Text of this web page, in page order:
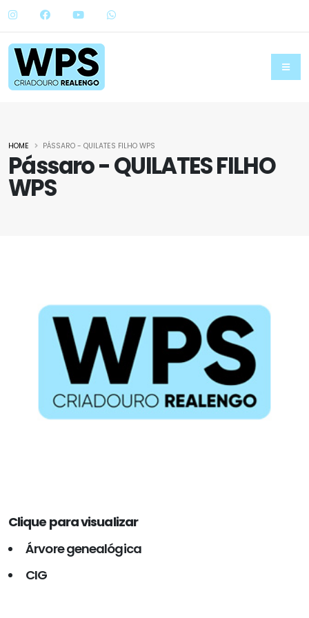
Pássaro - QUILATES FILHO
WPS
HOME PÁSSARO - QUILATES FILHO WPS
Clique para visualizar
Árvore genealógica
CIG